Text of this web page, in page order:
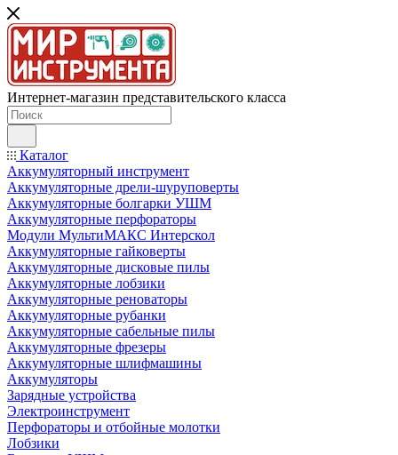
Интернет-магазин представительского класса
Каталог
Аккумуляторный инструмент
Аккумуляторные дрели-шуруповерты
Аккумуляторные болгарки УШМ
Аккумуляторные перфораторы
Модули МультиМАКС Интерскол
Аккумуляторные гайковерты
Аккумуляторные дисковые пилы
Аккумуляторные лобзики
Аккумуляторные реноваторы
Аккумуляторные рубанки
Аккумуляторные сабельные пилы
Аккумуляторные фрезеры
Аккумуляторные шлифмашины
Аккумуляторы
Зарядные устройства
Электроинструмент
Перфораторы и отбойные молотки
Лобзики